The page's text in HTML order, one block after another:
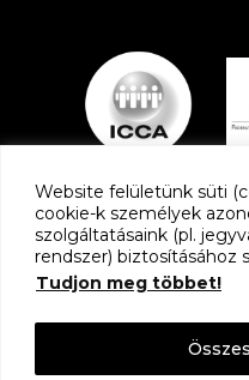
Website felületünk süti
cookie-k személyek
szolgáltatásaink (pl.
rendszer) biztosításához
Tudjon meg többet!